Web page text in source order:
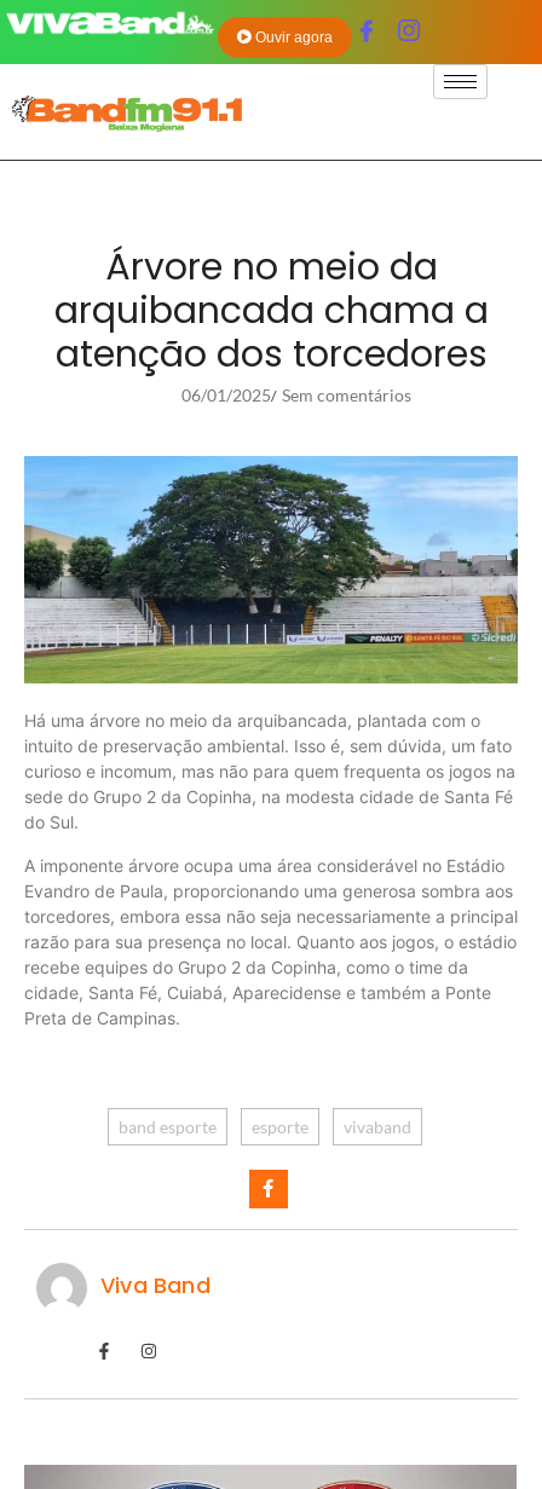
Ouvir agora
Árvore no meio da
arquibancada chama a
atenção dos torcedores
06/01/2025/ Sem comentários
Há uma árvore no meio da arquibancada, plantada com o
intuito de preservação ambiental. Isso é, sem dúvida, um fato
curioso e incomum, mas não para quem frequenta os jogos na
sede do Grupo 2 da Copinha, na modesta cidade de Santa Fé
do Sul.
A imponente árvore ocupa uma área considerável no Estádio
Evandro de Paula, proporcionando uma generosa sombra aos
torcedores, embora essa não seja necessariamente a principal
razão para sua presença no local. Quanto aos jogos, o estádio
recebe equipes do Grupo 2 da Copinha, como o time da
cidade, Santa Fé, Cuiabá, Aparecidense e também a Ponte
Preta de Campinas.
band esporte esporte vivaband
Viva Band